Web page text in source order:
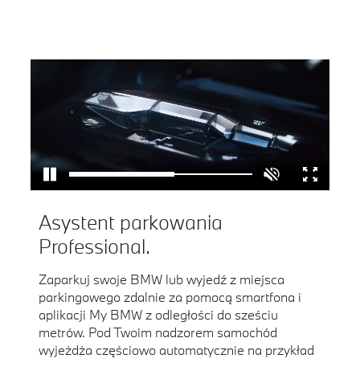
Asystent parkowania
Professional.
Zaparkuj swoje BMW lub wyjedź z miejsca
parkingowego zdalnie za pomocą smartfona i
aplikacji My BMW z odległości do sześciu
metrów. Pod Twoim nadzorem samochód
wyjeżdża częściowo automatycznie na przykład